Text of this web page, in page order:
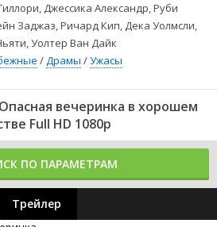
Джессика Александр, Руби
Заджаз, Ричард Кип, Дека Уолмсли,
Уолтер Ван Дайк
/Драмы /Ужасы
вечеринка в хорошем
Full HD 1080p
ПО ПАРАМЕТРАМ
Трейлер